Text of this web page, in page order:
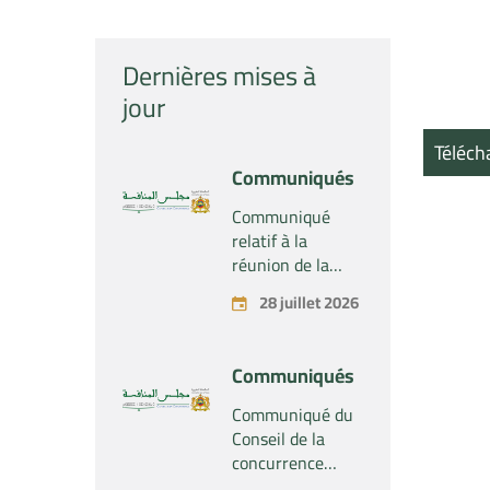
Dernières mises à
jour
Communiqués
Communiqué
relatif à la
réunion de la
Section du
Conseil de la
Tenue le mardi
28 juillet 2026
28 juillet 2026
Communiqués
Communiqué du
Conseil de la
concurrence